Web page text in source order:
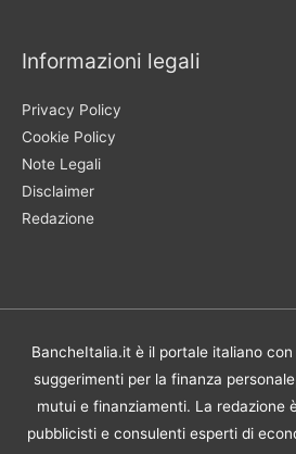
Informazioni legali
Privacy Policy
Cookie Policy
Note Legali
Disclaimer
Redazione
BancheItalia.it è il portale italiano
suggerimenti per la finanza
mutui e finanziamenti. La redazione
pubblicisti e consulenti esperti di